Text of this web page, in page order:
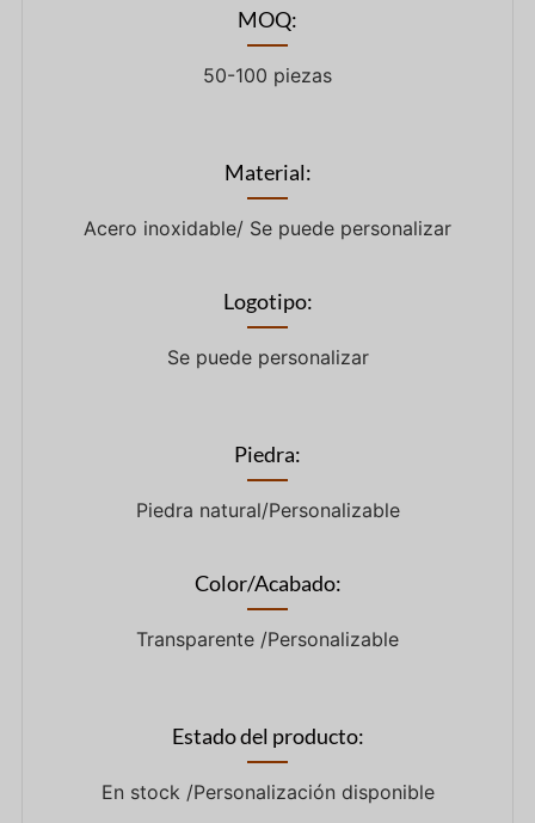
MOQ:
50-100 piezas
Material:
Acero inoxidable/ Se puede personalizar
Logotipo:
Se puede personalizar
Piedra:
Piedra natural/Personalizable
Color/Acabado:
Transparente /Personalizable
Estado del producto:
En stock /Personalización disponible